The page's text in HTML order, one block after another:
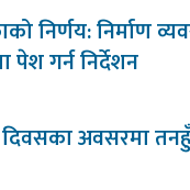
निर्णय: निर्माण
पेश गर्न निर्देशन
अवसरमा